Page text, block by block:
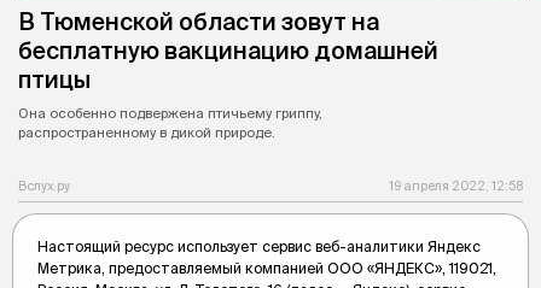
В Тюменской области зовут на
бесплатную вакцинацию домашней
птицы
Она особенно подвержена птичьему гриппу,
распространенному в дикой природе.
Вслух.ру 19 апреля 2022, 12:58
Настоящий ресурс использует сервис веб-аналитики Яндекс
Метрика, предоставляемый компанией ООО «ЯНДЕКС», 119021,